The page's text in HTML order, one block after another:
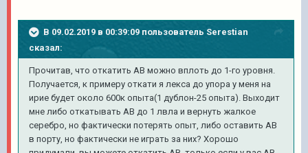
В 09.02.2019 в 00:39:09 пользователь Serestian
сказал:
Прочитав, что откатить АВ можно вплоть до 1-го уровня.
Получается, к примеру откати я лекса до упора у меня на
ирие будет около 600к опыта(1 дублон-25 опыта). Выходит
мне либо откатывать АВ до 1 лвла и вернуть жалкое
серебро, но фактически потерять опыт, либо оставить АВ
в порту, но фактически не играть за них? Хорошо